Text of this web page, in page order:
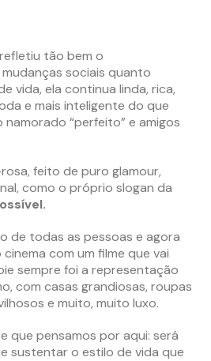
tão bem o
sociais quanto
vida, ela continua linda, rica,
e mais inteligente do que
“perfeito” e amigos
feito de puro glamour,
como o próprio slogan da
de todas as pessoas e agora
com um filme que vai
sempre foi a representação
com casas grandiosas, roupas
e muito, muito luxo.
que pensamos por aqui: será
sustentar o estilo de vida que